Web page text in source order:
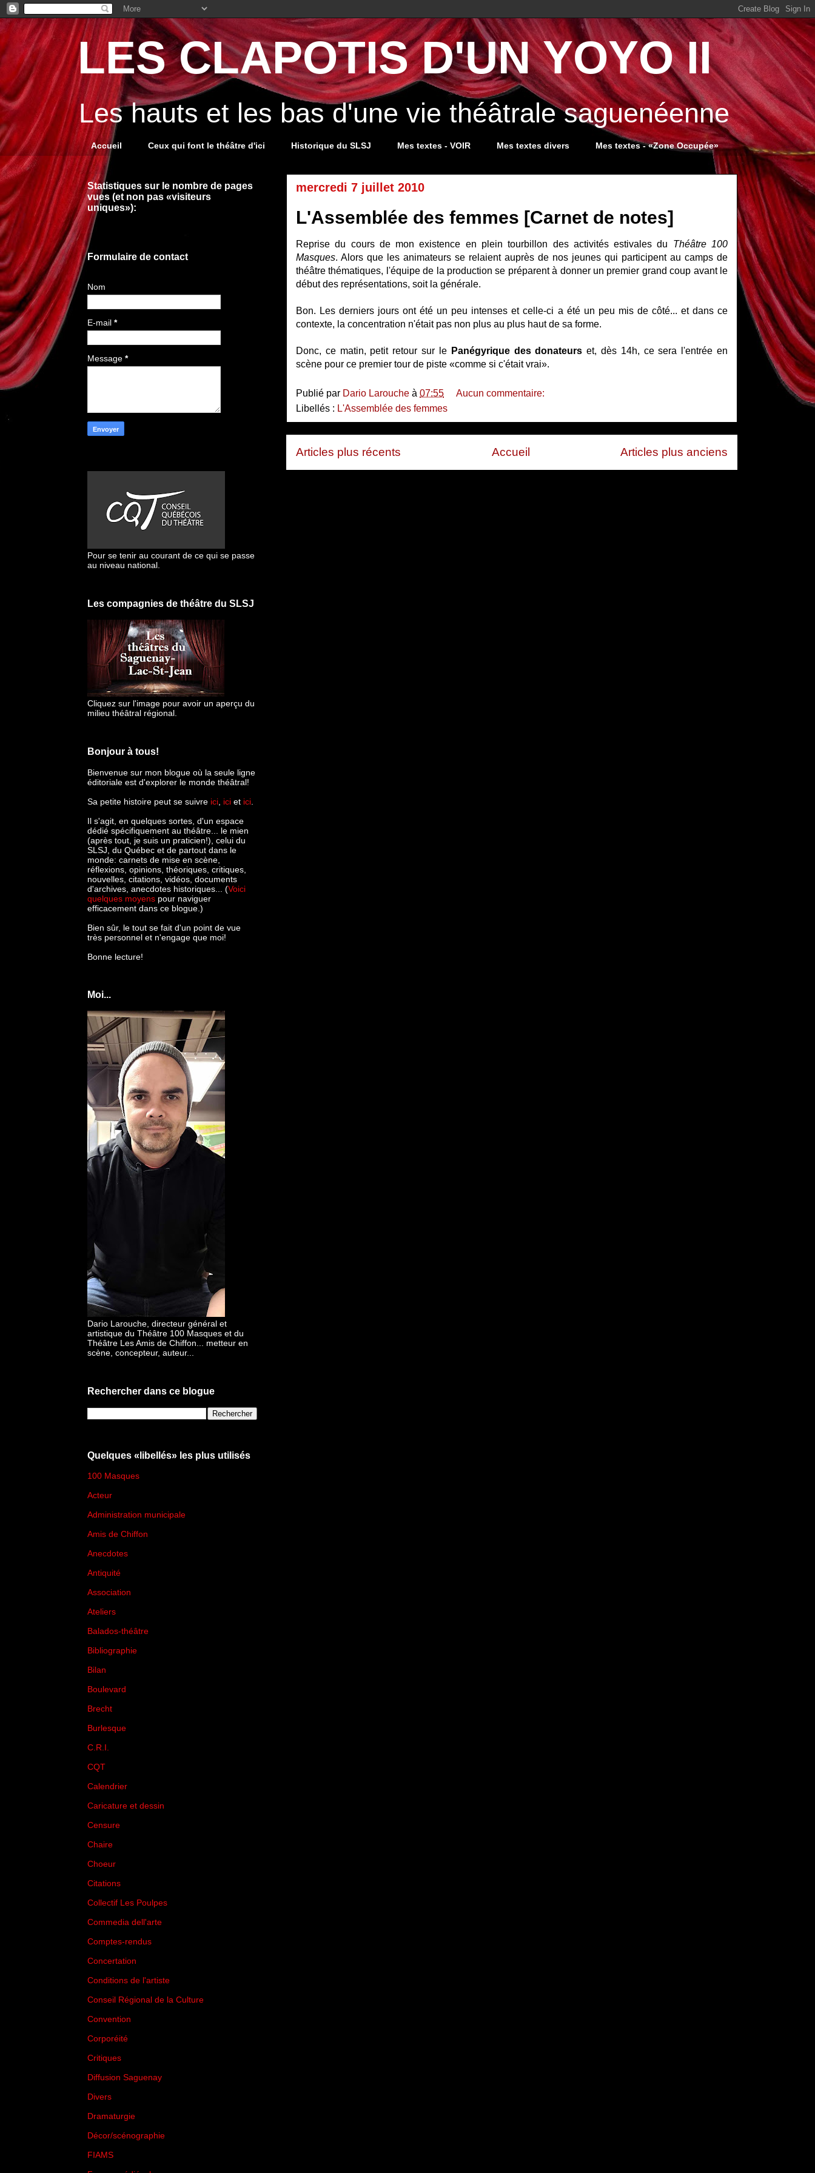
LES CLAPOTIS D'UN YOYO II
Les hauts et les bas d'une vie théâtrale saguenéenne
Accueil Ceux qui font le théâtre d'ici Historique du SLSJ Mes textes - VOIR Mes textes divers Mes textes - «Zone Occupée»
mercredi 7 juillet 2010
L'Assemblée des femmes [Carnet de notes]
Reprise du cours de mon existence en plein tourbillon des activités estivales du Théâtre 100
Masques. Alors que les animateurs se relaient auprès de nos jeunes qui participent au camps de
théâtre thématiques, l'équipe de la production se préparent à donner un premier grand coup avant le
début des représentations, soit la générale.
Bon. Les derniers jours ont été un peu intenses et celle-ci a été un peu mis de côté... et dans ce
contexte, la concentration n'était pas non plus au plus haut de sa forme.
Donc, ce matin, petit retour sur le Panégyrique des donateurs et, dès 14h, ce sera l'entrée en
scène pour ce premier tour de piste «comme si c'était vrai».
Publié par Dario Larouche à 07:55
Aucun commentaire:
Libellés : L'Assemblée des femmes
Articles plus récents Articles plus anciens
Accueil
Statistiques sur le nombre de pages
vues (et non pas «visiteurs
uniques»):
Formulaire de contact
Nom
E-mail *
Message *
Pour se tenir au courant de ce qui se passe
au niveau national.
Les compagnies de théâtre du SLSJ
Cliquez sur l'image pour avoir un aperçu du
milieu théâtral régional.
Bonjour à tous!
Bienvenue sur mon blogue où la seule ligne
éditoriale est d'explorer le monde théâtral!
Sa petite histoire peut se suivre ici ici et ici
Il s'agit, en quelques sortes, d'un espace
dédié spécifiquement au théâtre... le mien
(après tout, je suis un praticien!), celui du
SLSJ, du Québec et de partout dans le
monde: carnets de mise en scène,
réflexions, opinions, théoriques, critiques,
nouvelles, citations, vidéos, documents
d'archives, anecdotes historiques... (Voici
quelques moyens pour naviguer
efficacement dans ce blogue.)
Bien sûr, le tout se fait d'un point de vue
très personnel et n'engage que moi!
Bonne lecture!
Moi...
Dario Larouche, directeur général et
artistique du Théâtre 100 Masques et du
Théâtre Les Amis de Chiffon... metteur en
scène, concepteur, auteur...
Rechercher dans ce blogue
Quelques «libellés» les plus utilisés
100 Masques
Acteur
Administration municipale
Amis de Chiffon
Anecdotes
Antiquité
Association
Ateliers
Balados-théâtre
Bibliographie
Bilan
Boulevard
Brecht
Burlesque
C.R.I.
CQT
Calendrier
Caricature et dessin
Censure
Chaire
Choeur
Citations
Collectif Les Poulpes
Commedia dell'arte
Comptes-rendus
Concertation
Conditions de l'artiste
Conseil Régional de la Culture
Convention
Corporéité
Critiques
Diffusion Saguenay
Divers
Dramaturgie
Décor/scénographie
FIAMS